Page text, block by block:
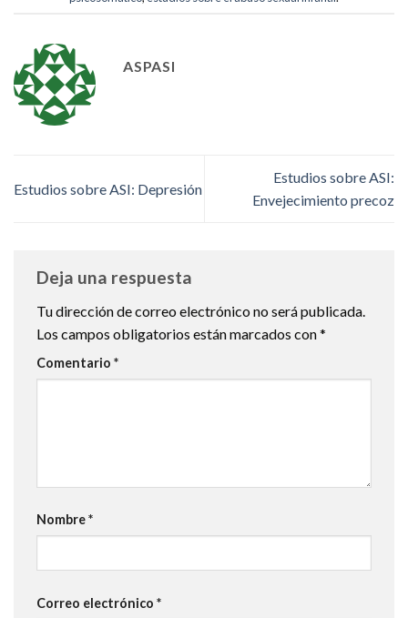
ASPASI
Estudios sobre ASI: Depresión
Estudios sobre ASI:
Envejecimiento precoz
Deja una respuesta
Tu dirección de correo electrónico no será publicada.
Los campos obligatorios están marcados con*
Comentario *
Nombre*
Correo electrónico *